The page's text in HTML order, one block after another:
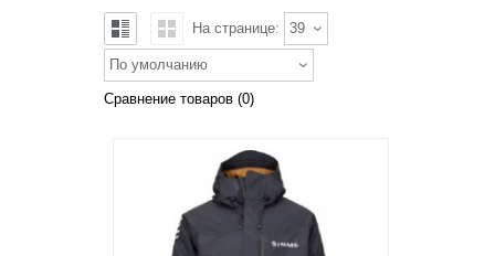
На странице: 39
По умолчанию
Сравнение товаров (0)